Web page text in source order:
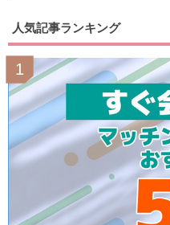
人気記事ランキング